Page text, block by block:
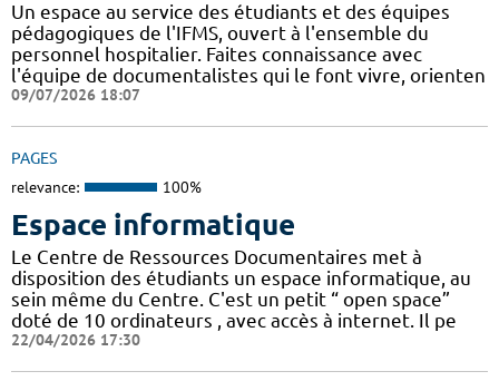
Un espace au service des étudiants et des équipes
pédagogiques de l'IFMS, ouvert à l'ensemble du
personnel hospitalier. Faites connaissance avec
l'équipe de documentalistes qui le font vivre, orienten
09/07/2026 18:07
PAGES
relevance: 100%
Espace informatique
Le Centre de Ressources Documentaires met à
disposition des étudiants un espace informatique, au
sein même du Centre. C'est un petit “ open space”
doté de 10 ordinateurs , avec accès à internet. Il pe
22/04/2026 17:30